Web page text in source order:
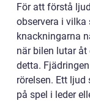
För att förstå
observera i vilka
knackningarna
när bilen lutar
detta.
rörelsen. Ett
på spel i leder